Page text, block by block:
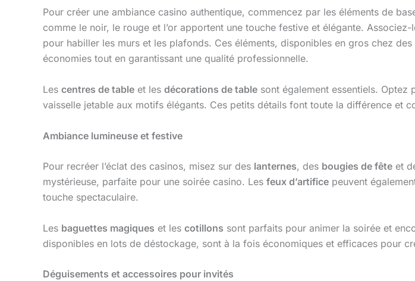
Pour créer une ambiance casino authentique, commencez par les éléments de
comme le noir, le rouge et l’or apportent une touche festive et élégante. Associez-
pour habiller les murs et les plafonds. Ces éléments, disponibles en gros chez
économies tout en garantissant une qualité professionnelle.
Les centres de table et les décorations de table sont également essentiels.
vaisselle jetable aux motifs élégants. Ces petits détails font toute la différence et
Ambiance lumineuse et festive
Pour recréer l’éclat des casinos, misez sur des lanternes, des bougies de fête et
mystérieuse, parfaite pour une soirée casino. Les feux d’artifice peuvent
touche spectaculaire.
Les baguettes magiques et les cotillons sont parfaits pour animer la soirée et
disponibles en lots de déstockage, sont à la fois économiques et efficaces pour
Déguisements et accessoires pour invités